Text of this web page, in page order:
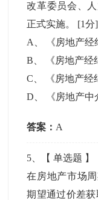
改革委员会、
正式实施。 [1分]
A
《房地产经
B
《房地产
C
《房地产经
D
《房地产
答案： A
5 、【单选题 】
在房地产市场
期望通过价差